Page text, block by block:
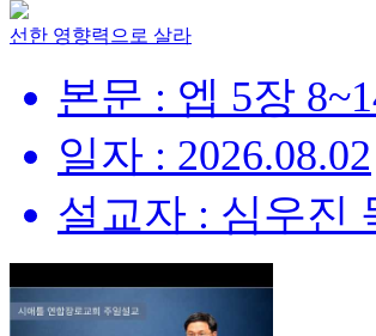
선한 영향력으로 살라
본문 : 엡 5장
일자 : 2026.08.02
설교자 : 심우진